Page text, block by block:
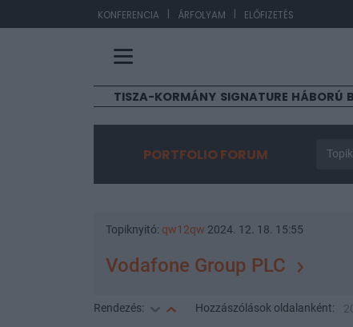
KONFERENCIA | ÁRFOLYAM | ELŐFIZETÉSEUR/HUF
TISZA-KORMÁNY SIGNATURE HÁBORÚ
PORTFOLIO FORUM
Topiknyitó: qw12qw 2024. 12. 18. 15:55
Vodafone Group PLC
Rendezés: Hozzászólások oldalanként: